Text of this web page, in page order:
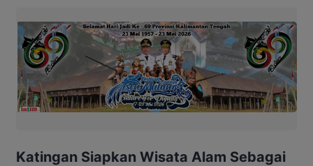
Katingan Siapkan Wisata Alam Sebagai